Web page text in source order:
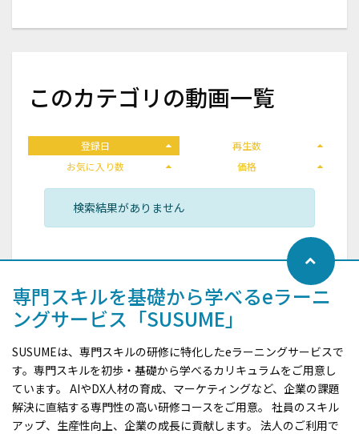
このカテゴリの動画一覧
登録日
再生数
お気に入り数
価格
検索結果がありません
専門スキルを基礎から学べるeラーニ
ングサービス「SUSUME」
SUSUMEは、専門スキルの研修に特化したeラーニングサービスで
す。専門スキルを初歩・基礎から学べるカリキュラムをご用意し
ています。 AIやDX人材の育成、マーケティングなど、企業の課題
解決に直結する専門性の高い研修コースをご用意。 社員のスキル
アップ、生産性向上、企業の成長に貢献します。 法人のご利用で